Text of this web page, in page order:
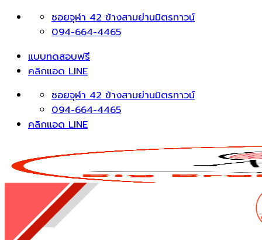
Skip
ซอยจุฬา 42 ข้างสามย่านมิตรทาวน์
094-664-4465
แบบทดสอบฟรี
คลิกแอด LINE
ซอยจุฬา 42 ข้างสามย่านมิตรทาวน์
094-664-4465
คลิกแอด LINE